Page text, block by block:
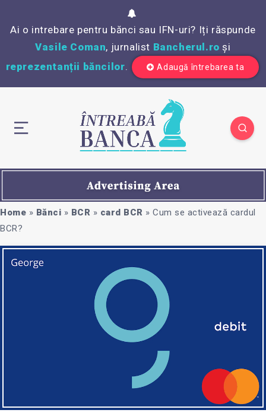
Ai o intrebare pentru bănci sau IFN-uri? Iți răspunde
Vasile Coman, jurnalist Bancherul.ro și
reprezentanții băncilor. Adaugă întrebarea ta
Home » Bănci » BCR » card BCR » Cum se activează cardul
BCR?